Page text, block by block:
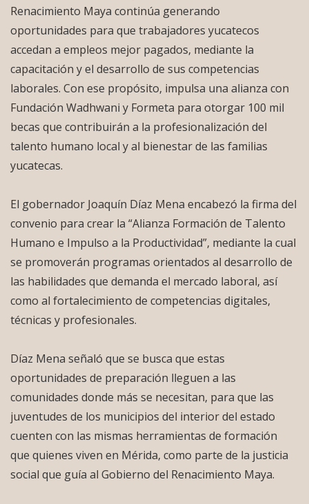
Renacimiento Maya continúa generando
oportunidades para que trabajadores yucatecos
accedan a empleos mejor pagados, mediante la
capacitación y el desarrollo de sus competencias
laborales. Con ese propósito, impulsa una alianza con
Fundación Wadhwani y Formeta para otorgar 100 mil
becas que contribuirán a la profesionalización del
talento humano local y al bienestar de las familias
yucatecas.
El gobernador Joaquín Díaz Mena encabezó la firma del
convenio para crear la “Alianza Formación de Talento
Humano e Impulso a la Productividad”, mediante la cual
se promoverán programas orientados al desarrollo de
las habilidades que demanda el mercado laboral, así
como al fortalecimiento de competencias digitales,
técnicas y profesionales.
Díaz Mena señaló que se busca que estas
oportunidades de preparación lleguen a las
comunidades donde más se necesitan, para que las
juventudes de los municipios del interior del estado
cuenten con las mismas herramientas de formación
que quienes viven en Mérida, como parte de la justicia
social que guía al Gobierno del Renacimiento Maya.